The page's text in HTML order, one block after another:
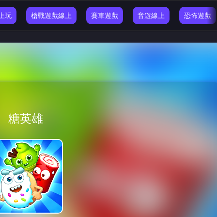
玩 槍戰遊戲線上 賽車遊戲 音遊線上 恐怖遊戲
糖英雄